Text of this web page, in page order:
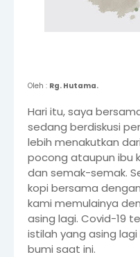
Oleh : Rg. Hutama.
Hari itu, saya
sedang berdiskusi
lebih menakutkan
pocong ataupun ibu
dan semak-semak.
kopi bersama
kami memulainya
asing lagi. Covid-19
istilah yang asing
bumi saat ini.